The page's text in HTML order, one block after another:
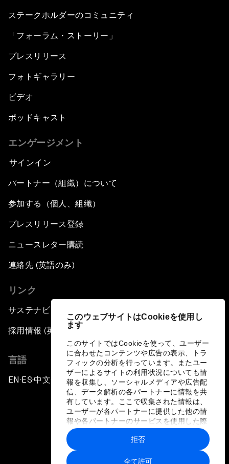
このウェブサイトはCookieを使用し
ます
このサイトではCookieを使って、ユーザー
に合わせたコンテンツや広告の表示、トラ
フィックの分析を行っています。またユー
ザーによるサイトの利用状況についても情
報を収集し、ソーシャルメディアや広告配
信、データ解析の各パートナーに情報を共
有しています。ここで収集された情報は、
ユーザーが各パートナーに提供した他の情
報や各パートナーのサービスを使用した際
に収集された情報と組み合わされ、各パー
トナーによって使用されることがありま
す。
全て許可
拒否
ステークホルダーのコミュニティ
「フォーラム・ストーリー」
プレスリリース
フォトギャラリー
ビデオ
ポッドキャスト
エンゲージメント
サインイン
パートナー（組織）について
参加する（個人、組織）
プレスリリース登録
ニュースレター購読
連絡先 (英語のみ)
リンク
サステナビリティへの取り組み
採用情報 (英語のみ)
言語
EN ▪ES▪中文▪ 日本語
プライバシーポリシーと利用規約